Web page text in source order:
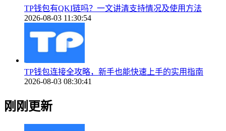
TP钱包有QKI链吗？一文讲清支持情况及使用方法
2026-08-03 11:30:54
TP钱包连接全攻略，新手也能快速上手的实用指南
2026-08-03 08:30:41
刚刚更新